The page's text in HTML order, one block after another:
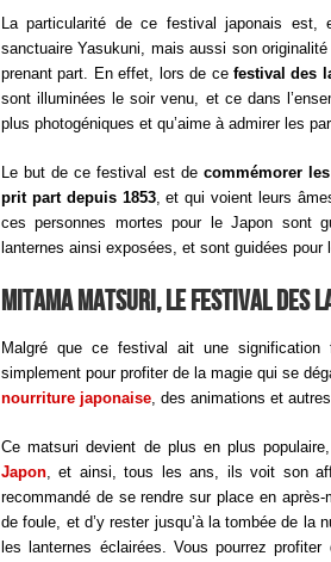
La particularité de ce festival japonais est,
sanctuaire Yasukuni, mais aussi son
prenant part. En effet, lors de ce festival des
sont illuminées le soir venu, et ce dans
plus photogéniques et qu’aime à admirer les
Le but de ce festival est de commémorer
prit part depuis 1853, et qui voient leurs
ces personnes mortes pour le Japon sont
lanternes ainsi exposées, et sont guidées pour
Mitama Matsuri, le festival des
Malgré que ce festival ait une signification
simplement pour profiter de la magie qui se
nourriture japonaise, des animations et
Ce matsuri devient de plus en plus
Japon, et ainsi, tous les ans, ils voit son
recommandé de se rendre sur place en
de foule, et d’y rester jusqu’à la tombée de la
les lanternes éclairées. Vous pourrez